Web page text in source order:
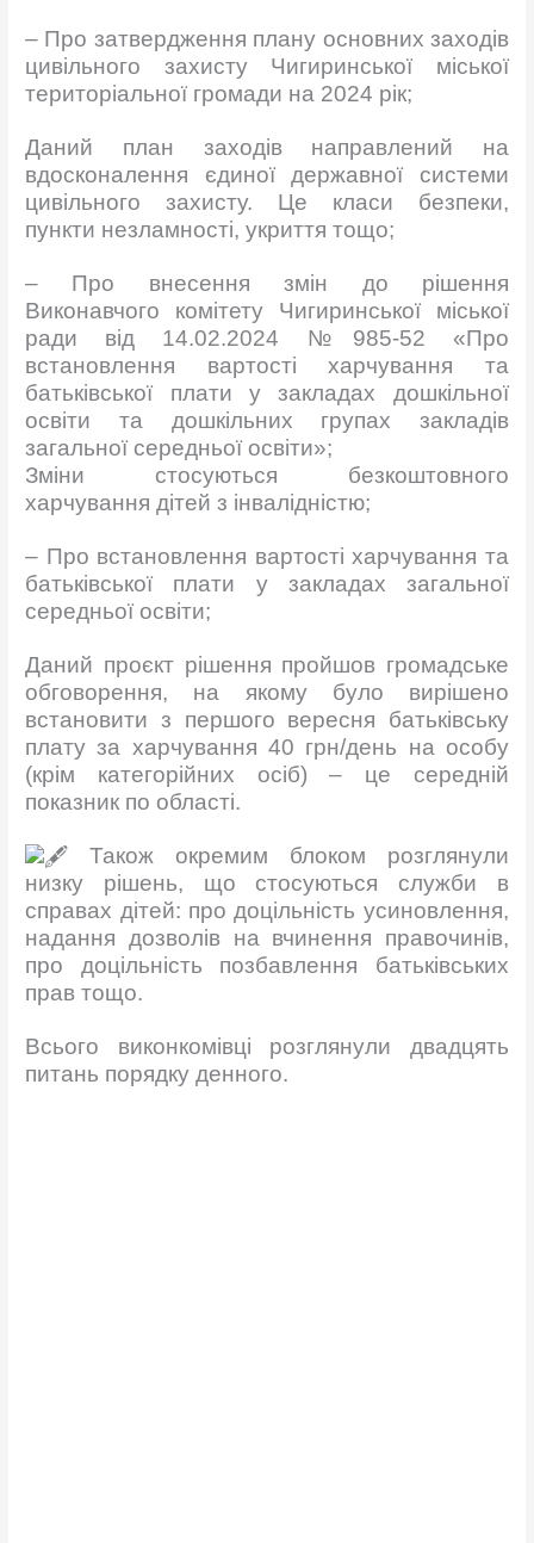
– Про затвердження плану основних заходів
цивільного захисту Чигиринської міської
територіальної громади на 2024 рік;
Даний план заходів направлений на
вдосконалення єдиної державної системи
цивільного захисту. Це класи безпеки,
пункти незламності, укриття тощо;
– Про внесення змін до рішення
Виконавчого комітету Чигиринської міської
ради від 14.02.2024 №985-52 «Про
встановлення вартості харчування та
батьківської плати у закладах дошкільної
освіти та дошкільних групах закладів
загальної середньої освіти»;
Зміни стосуються безкоштовного
харчування дітей з інвалідністю;
– Про встановлення вартості харчування та
батьківської плати у закладах загальної
середньої освіти;
Даний проєкт рішення пройшов громадське
обговорення, на якому було вирішено
встановити з першого вересня батьківську
плату за харчування 40 грн/день на особу
(крім категорійних осіб) – це середній
показник по області.
Також окремим блоком розглянули
низку рішень, що стосуються служби в
справах дітей: про доцільність усиновлення,
надання дозволів на вчинення правочинів,
про доцільність позбавлення батьківських
прав тощо.
Всього виконкомівці розглянули двадцять
питань порядку денного.